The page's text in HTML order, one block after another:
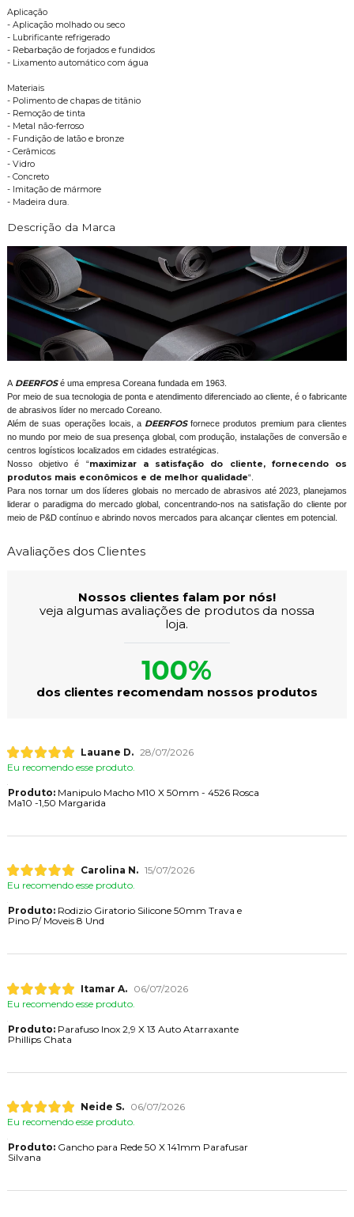
Aplicação
- Aplicação molhado ou seco
- Lubrificante refrigerado
- Rebarbação de forjados e fundidos
- Lixamento automático com água
Materiais
- Polimento de chapas de titânio
- Remoção de tinta
- Metal não-ferroso
- Fundição de latão e bronze
- Cerâmicos
- Vidro
- Concreto
- Imitação de mármore
- Madeira dura.
Descrição da Marca
A DEERFOSé uma empresa Coreana fundada em 1963.
Por meio de sua tecnologia de ponta e atendimento diferenciado ao cliente, é o fabricante
de abrasivos líder no mercado Coreano.
Além de suas operações locais, a DEERFOSfornece produtos premium para clientes
no mundo por meio de sua presença global, com produção, instalações de conversão e
centros logísticos localizados em cidades estratégicas.
Nosso objetivo é “maximizar a satisfação do cliente, fornecendo os
produtos mais econômicos e de melhor qualidade“.
Para nos tornar um dos líderes globais no mercado de abrasivos até 2023, planejamos
liderar o paradigma do mercado global, concentrando-nos na satisfação do cliente por
meio de P&D contínuo e abrindo novos mercados para alcançar clientes em potencial.
Avaliações dos Clientes
Nossos clientes falam por nós!
veja algumas avaliações de produtos da nossa
loja.
100%
dos clientes recomendam nossos produtos
Lauane D. 28/07/2026
Eu recomendo esse produto.
Produto:Manipulo Macho M10 X 50mm - 4526 Rosca
Ma10 -1,50 Margarida
Carolina N. 15/07/2026
Eu recomendo esse produto.
Produto:Rodizio Giratorio Silicone 50mm Trava e
Pino P/ Moveis 8 Und
Itamar A.
06/07/2026
Eu recomendo esse produto.
Produto:Parafuso Inox 2,9 X 13 Auto Atarraxante
Phillips Chata
Neide S.
06/07/2026
Eu recomendo esse produto.
Produto:Gancho para Rede 50 X 141mm Parafusar
Silvana